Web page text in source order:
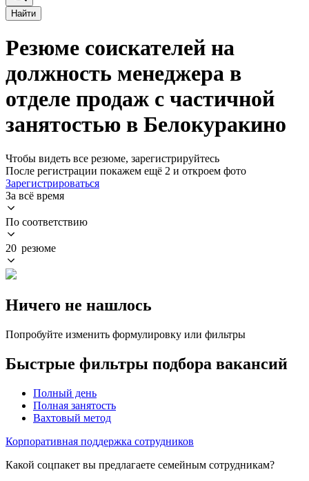
Найти
Резюме соискателей на
должность менеджера в
отделе продаж с частичной
занятостью в Белокуракино
Чтобы видеть все резюме, зарегистрируйтесь
После регистрации покажем ещё 2 и откроем фото
Зарегистрироваться
За всё время
По соответствию
20 резюме
Ничего не нашлось
Попробуйте изменить формулировку или фильтры
Быстрые фильтры подбора вакансий
Полный день
Полная занятость
Вахтовый метод
Корпоративная поддержка сотрудников
Какой соцпакет вы предлагаете семейным сотрудникам?